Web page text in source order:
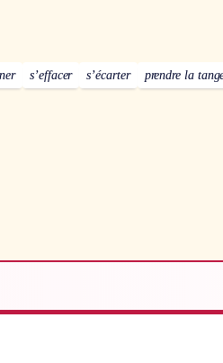
s’effacer s’écarter prendre la